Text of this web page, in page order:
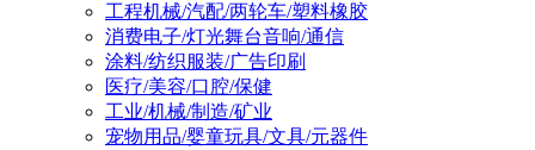
工程机械/汽配/两轮车/塑料橡胶
消费电子/灯光舞台音响/通信
涂料/纺织服装/广告印刷
医疗/美容/口腔/保健
工业/机械/制造/矿业
宠物用品/婴童玩具/文具/元器件